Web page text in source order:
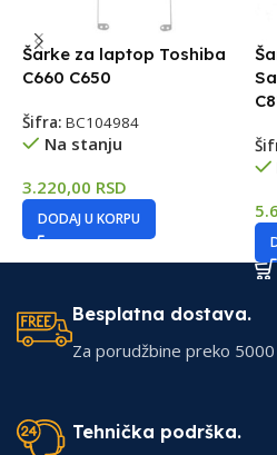
Šarke za laptop Toshiba
C660 C650
Šifra: BC104984
Na stanju
3.220,00 RSD
DODAJ U KORPU
Besplatna dostava.
Za porudžbine preko
Tehnička podrška.